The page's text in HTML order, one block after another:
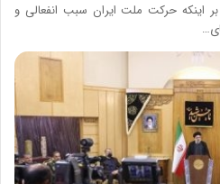
بر اینکه حرکت ملت ایران سبب انفعالی و